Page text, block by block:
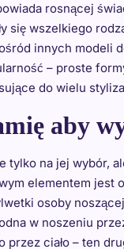
rosnącej
się wszelkiego
innych modeli
– proste
do wielu
aby
na jej wybór,
elementem jest
osoby
w noszeniu
ciało – ten